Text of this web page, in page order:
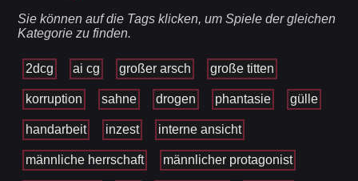
Sie können auf die Tags klicken, um Spiele der gleichen
Kategorie zu finden.
2dcg ai cg großer arsch große titten
korruption sahne drogen phantasie gülle
handarbeit inzest interne ansicht
männliche herrschaft männlicher protagonist